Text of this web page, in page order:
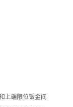
端限位钣金间